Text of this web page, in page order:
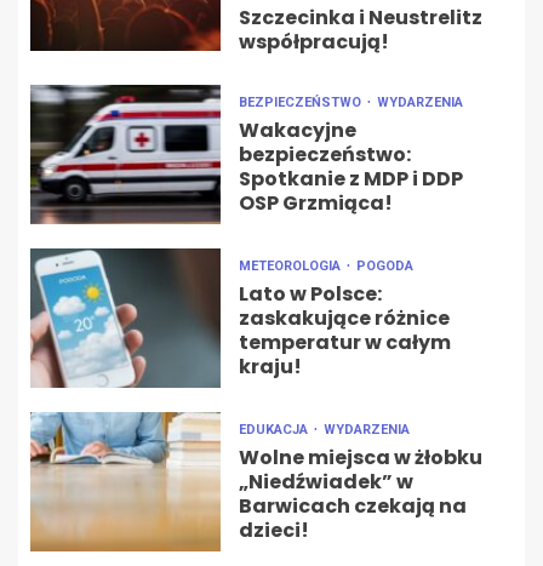
Szczecinka i Neustrelitz
współpracują!
BEZPIECZEŃSTWO WYDARZENIA
Wakacyjne
bezpieczeństwo:
Spotkanie z MDP i DDP
OSP Grzmiąca!
METEOROLOGIA POGODA
Lato w Polsce:
zaskakujące różnice
temperatur w całym
kraju!
EDUKACJA WYDARZENIA
Wolne miejsca w żłobku
„Niedźwiadek” w
Barwicach czekają na
dzieci!